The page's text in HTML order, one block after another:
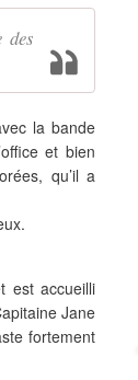
la bande
et bien
qu’il a
est accueilli
Jane
fortement